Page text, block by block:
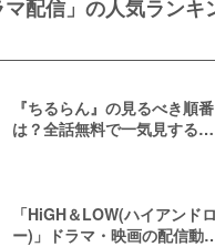
マ配信」の人気ランキ
『ちるらん』の見るべき順番
は？全話無料で一気見する方
「HiGH＆LOW(ハイアンドロ
ー)」ドラマ・映画の配信動